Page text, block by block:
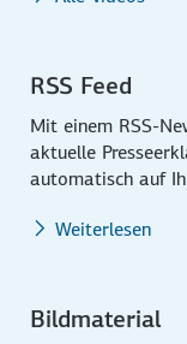
RSS Feed
Mit einem RSS-
aktuelle
automatisch auf
Weiterlesen
Bildmaterial